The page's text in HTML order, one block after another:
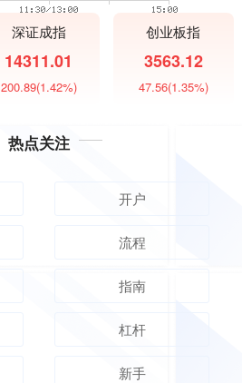
深证成指
14311.01
200.89(1.42%)
创业板指
3563.12
47.56(1.35%)
热点关注
开户
流程
指南
杠杆
新手